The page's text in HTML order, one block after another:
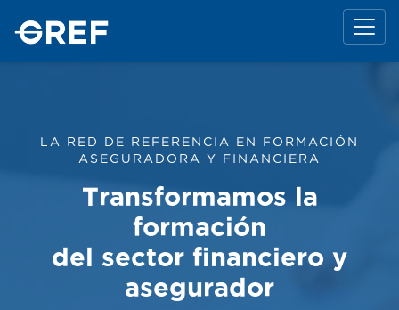
LA RED DE REFERENCIA EN FORMACIÓN
ASEGURADORA Y FINANCIERA
Transformamos la
formación
del sector financiero y
asegurador